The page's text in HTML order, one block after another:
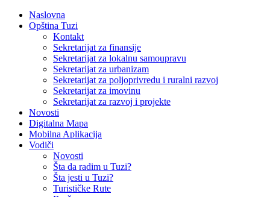
Naslovna
Opština Tuzi
Kontakt
Sekretarijat za finansije
Sekretarijat za lokalnu samoupravu
Sekretarijat za urbanizam
Sekretarijat za poljoprivredu i ruralni razvoj
Sekretarijat za imovinu
Sekretarijat za razvoj i projekte
Novosti
Digitalna Mapa
Mobilna Aplikacija
Vodiči
Novosti
Šta da radim u Tuzi?
Šta jesti u Tuzi?
Turističke Rute